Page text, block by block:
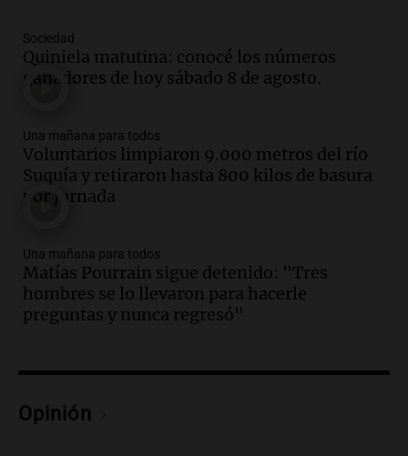
las nuevas detenciones: "En esa casa
todos tenían algo que ver"
Una mañana para todos
Audio.
Una nutricionista derribó el mito
del desayuno ideal: qué alimentos
conviene priorizar
Una mañana para todos
Audio.Murió Jorge Messi
Una mañana para todos
Episodios
contra el tiempo: necesita un trasplante
Una mañana para todos
Sociedad
Quiniela matutina: conocé los números
ganadores de hoy sábado 8 de agosto.
Una mañana para todos
Voluntarios limpiaron 9.000 metros del río
Suquía y retiraron hasta 800 kilos de basura
por jornada
Una mañana para todos
Matías Pourrain sigue detenido: "Tres
hombres se lo llevaron para hacerle
preguntas y nunca regresó"
Opinión